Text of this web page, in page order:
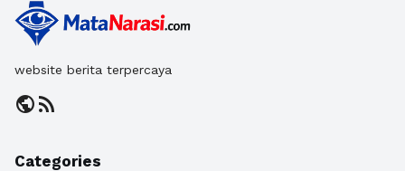
website berita terpercaya
publicrss_feed
Categories